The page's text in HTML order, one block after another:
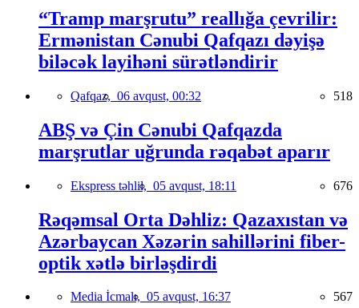
“Tramp marşrutu” reallığa çevrilir:
Ermənistan Cənubi Qafqazı dəyişə
biləcək layihəni sürətləndirir
Qafqaz, 06 avqust, 00:32 518
ABŞ və Çin Cənubi Qafqazda
marşrutlar uğrunda rəqabət aparır
Ekspress təhlil, 05 avqust, 18:11 676
Rəqəmsal Orta Dəhliz: Qazaxıstan və
Azərbaycan Xəzərin sahillərini fiber-
optik xətlə birləşdirdi
Media İcmalı, 05 avqust, 16:37 567